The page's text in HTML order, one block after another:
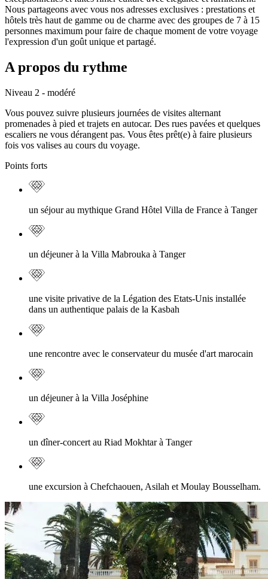
Nous partageons avec vous nos adresses exclusives : prestations et
hôtels très haut de gamme ou de charme avec des groupes de 7 à 15
personnes maximum pour faire de chaque moment de votre voyage
l'expression d'un goût unique et partagé.
A propos du rythme
Niveau 2 - modéré
Vous pouvez suivre plusieurs journées de visites alternant
promenades à pied et trajets en autocar. Des rues pavées et quelques
escaliers ne vous dérangent pas. Vous êtes prêt(e) à faire plusieurs
fois vos valises au cours du voyage.
Points forts
un séjour au mythique Grand Hôtel Villa de France à Tanger
un déjeuner à la Villa Mabrouka à Tanger
une visite privative de la Légation des Etats-Unis installée
dans un authentique palais de la Kasbah
une rencontre avec le conservateur du musée d'art marocain
un déjeuner à la Villa Joséphine
un dîner-concert au Riad Mokhtar à Tanger
une excursion à Chefchaouen, Asilah et Moulay Bousselham.